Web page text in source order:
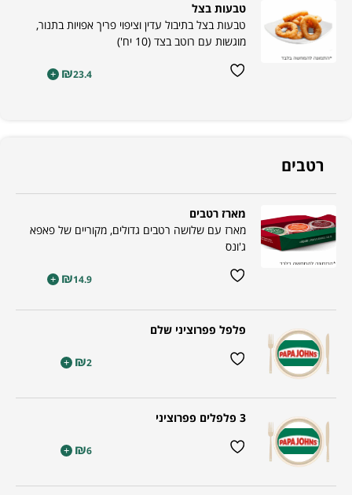
טבעות בצל
טבעות בצל בתיבול עדין וציפוי פריך אפויות בתנור,
מוגשות עם רוטב בצד (10 יח')
₪23.4
+
רטבים
מארז רטבים
מארז עם שלושה רטבים גדולים, מקוריים של פאפא
ג'ונס
₪14.9
+
פלפל פפרוציני שלם
₪2
+
3 פלפלים פפרוציני
₪6
+